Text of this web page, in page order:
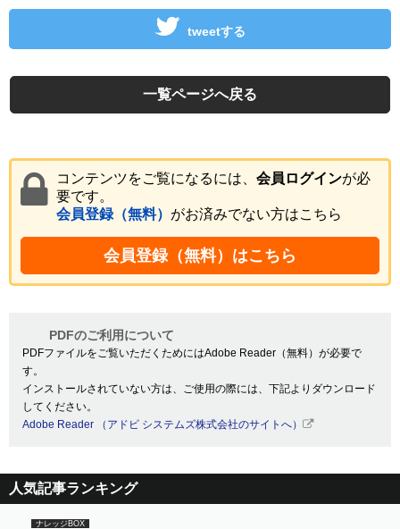
tweetする
一覧ページへ戻る
コンテンツをご覧になるには、 会員ログインが必
要です。
会員登録（無料） がお済みでない方はこちら
会員登録（無料）はこちら
PDFのご利用について
PDFファイルをご覧いただくためにはAdobe Reader（無料）が必要で
す。
インストールされていない方は、ご使用の際には、下記よりダウンロード
してください。
Adobe Reader （アドビ システムズ株式会社のサイトへ）
人気記事ランキング
ナレッジBOX